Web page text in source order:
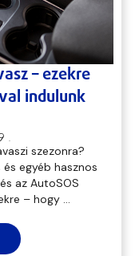
– ezekre
indulunk
szezonra?
egyéb hasznos
az AutoSOS
– hogy ...